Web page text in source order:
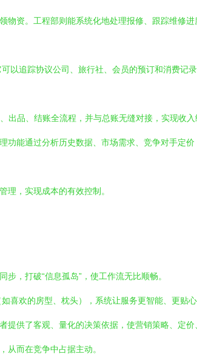
物资。工程部则能系统化地处理报修、跟踪维修
以追踪协议公司、旅行社、会员的预订和消费记
出品、结账全流程，并与总账无缝对接，实现收入
功能通过分析历史数据、市场需求、竞争对手定
理，实现成本的有效控制。
，打破“信息孤岛”，使工作流无比顺畅。
喜欢的房型、枕头），系统让服务更智能、更贴心
供了客观、量化的决策依据，使营销策略、定价
从而在竞争中占据主动。